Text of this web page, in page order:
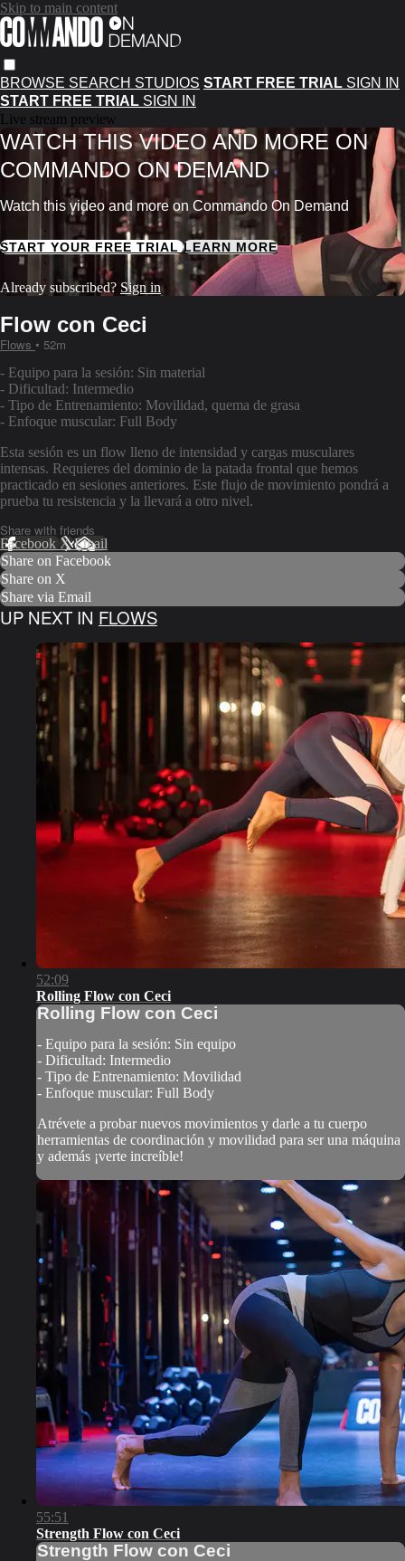
Skip to main content
BROWSE SEARCH STUDIOS START FREE TRIAL SIGN IN
START FREE TRIAL SIGN IN
Live stream preview
WATCH THIS VIDEO AND MORE ON
COMMANDO ON DEMAND
Watch this video and more on Commando On Demand
START YOUR FREE TRIALLEARN MORE
Already subscribed? Sign in
Flow con Ceci
Flows • 52m
- Equipo para la sesión: Sin material
- Dificultad: Intermedio
- Tipo de Entrenamiento: Movilidad, quema de grasa
- Enfoque muscular: Full Body
Esta sesión es un flow lleno de intensidad y cargas musculares
intensas. Requieres del dominio de la patada frontal que hemos
practicado en sesiones anteriores. Este flujo de movimiento pondrá a
prueba tu resistencia y la llevará a otro nivel.
Share with friends
Facebook XEmail
Share on Facebook
Share on X
Share via Email
UP NEXT IN FLOWS
52:09
Rolling Flow con Ceci
Rolling Flow con Ceci
- Equipo para la sesión: Sin equipo
- Dificultad: Intermedio
- Tipo de Entrenamiento: Movilidad
- Enfoque muscular: Full Body
Atrévete a probar nuevos movimientos y darle a tu cuerpo
herramientas de coordinación y movilidad para ser una máquina
y además ¡verte increíble!
55:51
Strength Flow con Ceci
Strength Flow con Ceci